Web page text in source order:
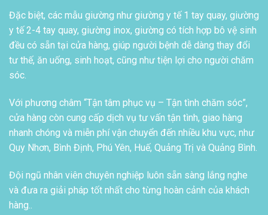
Đặc biệt, các mẫu giường như giường y tế 1 tay quay, giường
y tế 2-4 tay quay, giường inox, giường có tích hợp bô vệ sinh
đều có sẵn tại cửa hàng, giúp người bệnh dễ dàng thay đổi
tư thế, ăn uống, sinh hoạt, cũng như tiện lợi cho người chăm
sóc.
Với phương châm “Tận tâm phục vụ – Tận tình chăm sóc”,
cửa hàng còn cung cấp dịch vụ tư vấn tận tình, giao hàng
nhanh chóng và miễn phí vận chuyển đến nhiều khu vực, như
Quy Nhơn, Bình Định, Phú Yên, Huế, Quảng Trị và Quảng Bình.
Đội ngũ nhân viên chuyên nghiệp luôn sẵn sàng lắng nghe
và đưa ra giải pháp tốt nhất cho từng hoàn cảnh của khách
hàng..